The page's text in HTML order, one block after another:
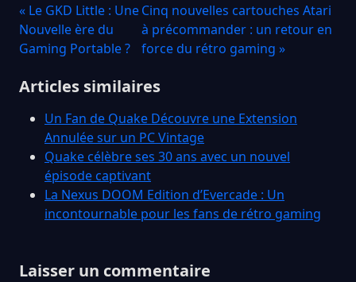
« Le GKD Little : Une
Nouvelle ère du
Gaming Portable ?
Cinq nouvelles cartouches Atari
à précommander : un retour en
force du rétro gaming »
Articles similaires
Un Fan de Quake Découvre une Extension
Annulée sur un PC Vintage
Quake célèbre ses 30 ans avec un nouvel
épisode captivant
La Nexus DOOM Edition d’Evercade : Un
incontournable pour les fans de rétro gaming
Laisser un commentaire